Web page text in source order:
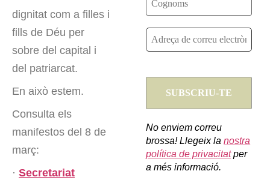
dignitat com a filles i
fills de Déu per
sobre del capital i
del patriarcat.
En això estem.
Consulta els
manifestos del 8 de
març:
· Secretariat
No enviem correu
brossa! Llegeix lanostra
política de privacitatper
a més informació.